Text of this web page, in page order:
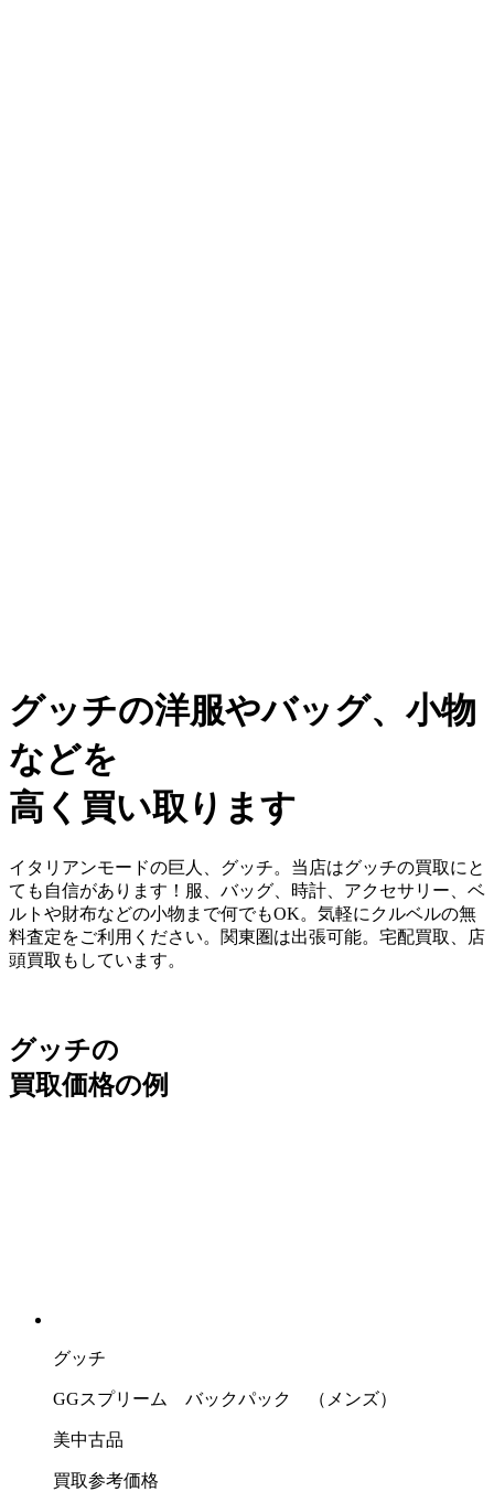
グッチの洋服やバッグ、小物
などを
高く買い取ります
イタリアンモードの巨人、グッチ。当店はグッチの買取にと
ても自信があります！服、バッグ、時計、アクセサリー、ベ
ルトや財布などの小物まで何でもOK。気軽にクルベルの無
料査定をご利用ください。関東圏は出張可能。宅配買取、店
頭買取もしています。
グッチの
買取価格の例
グッチ
GGスプリーム バックパック （メンズ）
美中古品
買取参考価格